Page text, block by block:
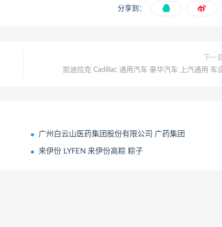
分享到：
下一
凯迪拉克 Cadillac 通用汽车 豪华汽车 上汽通用 车
广州白云山医药集团股份有限公司 广药集团
来伊份 LYFEN 来伊份高粽 粽子